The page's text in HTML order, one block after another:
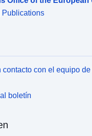
Publications
contacto con el equipo
boletín